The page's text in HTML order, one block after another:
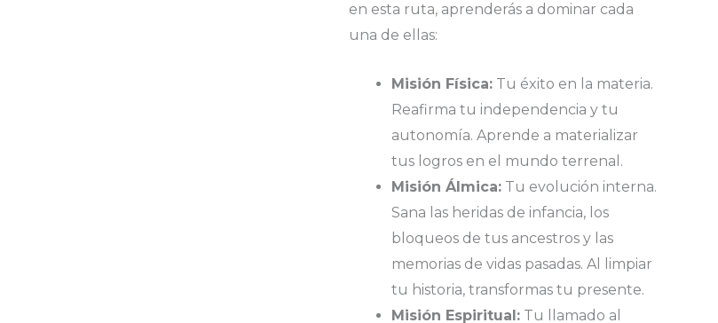
en esta ruta, aprenderás a dominar cada
una de ellas:
Misión Física: Tu éxito en la materia.
Reafirma tu independencia y tu
autonomía. Aprende a materializar
tus logros en el mundo terrenal.
Misión Álmica: Tu evolución interna.
Sana las heridas de infancia, los
bloqueos de tus ancestros y las
memorias de vidas pasadas. Al limpiar
tu historia, transformas tu presente.
Misión Espiritual: Tu llamado al